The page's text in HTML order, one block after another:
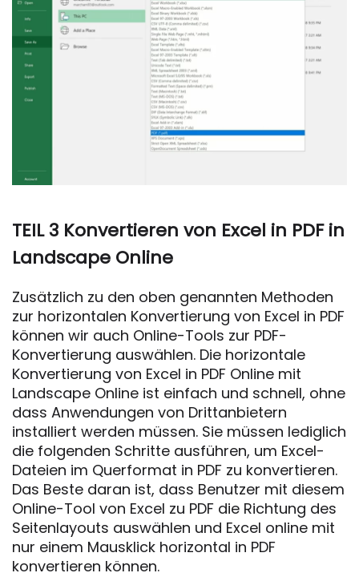
TEIL 3 Konvertieren von Excel in PDF in
Landscape Online
Zusätzlich zu den oben genannten Methoden
zur horizontalen Konvertierung von Excel in PDF
können wir auch Online-Tools zur PDF-
Konvertierung auswählen. Die horizontale
Konvertierung von Excel in PDF Online mit
Landscape Online ist einfach und schnell, ohne
dass Anwendungen von Drittanbietern
installiert werden müssen. Sie müssen lediglich
die folgenden Schritte ausführen, um Excel-
Dateien im Querformat in PDF zu konvertieren.
Das Beste daran ist, dass Benutzer mit diesem
Online-Tool von Excel zu PDF die Richtung des
Seitenlayouts auswählen und Excel online mit
nur einem Mausklick horizontal in PDF
konvertieren können.